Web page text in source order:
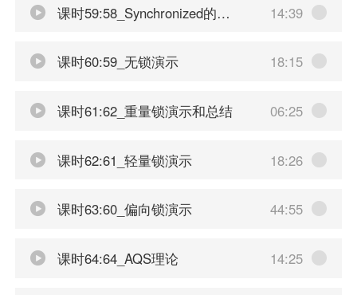
课时59:58_Synchronized的性能变化说明 14:39
课时60:59_无锁演示 18:15
课时61:62_重量锁演示和总结 06:25
课时62:61_轻量锁演示 18:26
课时63:60_偏向锁演示 44:55
课时64:64_AQS理论 14:25